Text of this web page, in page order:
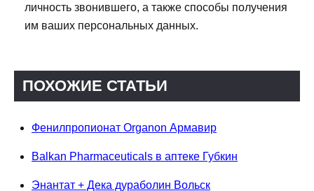
личность звонившего, а также способы получения
им ваших персональных данных.
ПОХОЖИЕ СТАТЬИ
Фенилпропионат Organon Армавир
Balkan Pharmaceuticals в аптеке Губкин
Энантат + Дека дураболин Вольск